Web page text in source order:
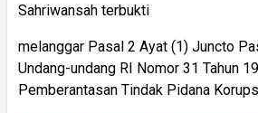
Sahriwansah terbukti
melanggar Pasal 2 Ayat (1) Juncto
Undang-undang RI Nomor 31 Tahun
Pemberantasan Tindak Pidana